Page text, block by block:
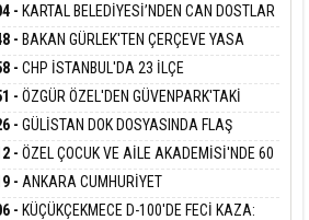
Satırın İçindeki İnsan
Kılıç
ATEŞE ATILAN VİCDAN
BAŞARSLAN
ORDULULAR DERNEĞİ HEYETİNİ
- KARTAL BELEDİYESİ’NDEN CAN DOSTLAR
DEV YATIRIM!
- BAKAN GÜRLEK'TEN ÇERÇEVE YASA
ÇİZGİMİZ ŞEHİT AİLELERİ
HASSASİYETİDİR''
- CHP İSTANBUL'DA 23 İLÇE
ATAMALAR GERÇEKLEŞTİ
- ÖZGÜR ÖZEL'DEN GÜVENPARK'TAKİ
DESTEK:''SONUÇ ALANA KADAR
- GÜLİSTAN DOK DOSYASINDA FLAŞ
2 DALGIÇ DELİL KARARTMA
TUTUTKLANDI
- ÖZEL ÇOCUK VE AİLE AKADEMİSİ'NDE 60
HİZMET VERİLDİ
- ANKARA CUMHURİYET
ÖZGÜR ÖZEL VE VELİ
- KÜÇÜKÇEKMECE D-100'DE FECİ KAZA: